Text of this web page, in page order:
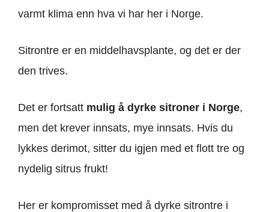
varmt klima enn hva vi har her i Norge.
Sitrontre er en middelhavsplante, og det er der
den trives.
Det er fortsatt mulig å dyrke sitroner i Norge,
men det krever innsats, mye innsats. Hvis du
lykkes derimot, sitter du igjen med et flott tre og
nydelig sitrus frukt!
Her er kompromisset med å dyrke sitrontre i